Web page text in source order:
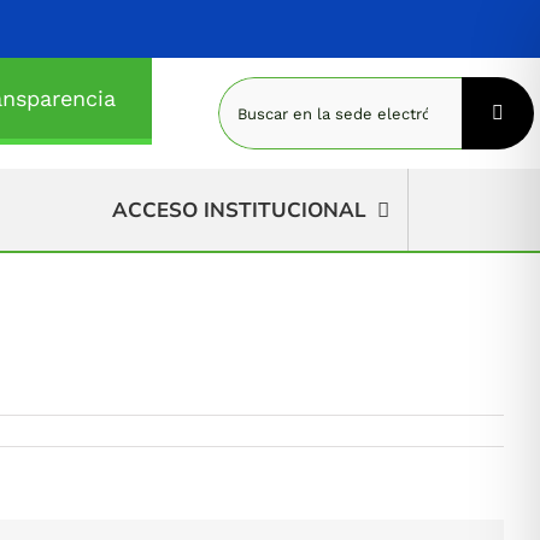
Buscar:
ACCESO INSTITUCIONAL